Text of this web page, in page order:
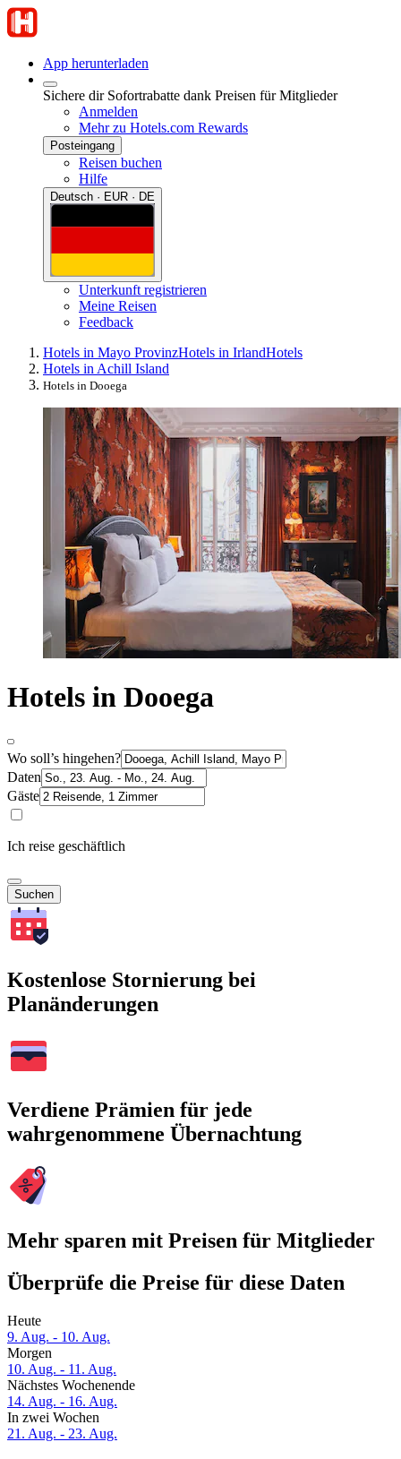
App herunterladen
Sichere dir Sofortrabatte dank Preisen für Mitglieder
Anmelden
Mehr zu Hotels.com Rewards
Posteingang
Reisen buchen
Hilfe
Deutsch · EUR · DE
Unterkunft registrieren
Meine Reisen
Feedback
Hotels in Mayo ProvinzHotels in IrlandHotels
Hotels in Achill Island
Hotels in Dooega
Hotels in Dooega
Wo soll’s hingehen?
Daten
Gäste
Ich reise geschäftlich
Suchen
Kostenlose Stornierung bei
Planänderungen
Verdiene Prämien für jede
wahrgenommene Übernachtung
Mehr sparen mit Preisen für Mitglieder
Überprüfe die Preise für diese Daten
Heute
9. Aug. - 10. Aug.
Morgen
10. Aug. - 11. Aug.
Nächstes Wochenende
14. Aug. - 16. Aug.
In zwei Wochen
21. Aug. - 23. Aug.